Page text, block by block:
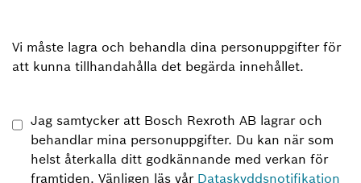
Vi måste lagra och behandla dina personuppgifter för
att kunna tillhandahålla det begärda innehållet.
Jag samtycker att Bosch Rexroth AB lagrar och
behandlar mina personuppgifter. Du kan när som
helst återkalla ditt godkännande med verkan för
framtiden. Vänligen läs vår Dataskyddsnotifikation